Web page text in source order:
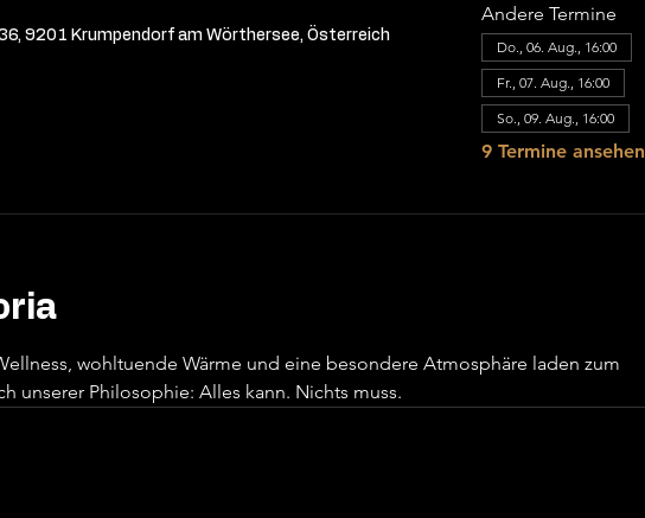
9201 Krumpendorf am Wörthersee, Österreich
Andere Termine
Do., 06. Aug., 16:00
Fr., 07. Aug., 16:00
So., 09. Aug., 16:00
9 Termine ansehen
wohltuende Wärme und eine besondere Atmosphäre laden zum
unserer Philosophie: Alles kann. Nichts muss.